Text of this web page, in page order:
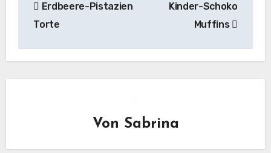
Erdbeere-Pistazien
Torte
Kinder-Schoko
Muffins
Von Sabrina